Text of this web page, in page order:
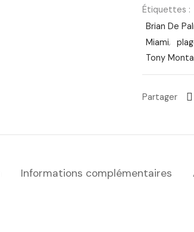
Étiquettes :
Brian De
Miami,
Tony
Partager
Informations complémentaires